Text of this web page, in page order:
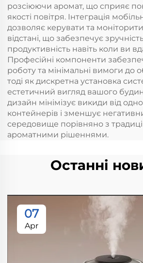
розсіюючи аромат, що сприяє
якості повітря. Інтеграція
дозволяє керувати та
відстані, що забезпечує
продуктивність навіть коли ви
Професійні компоненти
роботу та мінімальні вимоги до
тоді як дискретна установка
естетичний вигляд вашого
дизайн мінімізує викиди від
контейнерів і зменшує
середовище порівняно з
ароматними рішеннями.
Останні
07
Apr